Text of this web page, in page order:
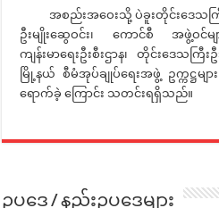
အစည်းအဝေးသို့ ပဲခူးတိုင်းဒေသကြီး
ဦးမျိုးဆွေဝင်း၊ ကောင်စီ အဖွဲ့ဝင်မ
ကျန်းမာရေးဦးစီးဌာန၊ တိုင်းဒေသက
မြို့နယ် စီမံအုပ်ချုပ်ရေးအဖွဲ့ ဥက္ကဋ္ဌမျ
ရောက်ခဲ့ ကြောင်း သတင်းရရှိသည်။
ဥပဒေ / နည်းဥပဒေများ